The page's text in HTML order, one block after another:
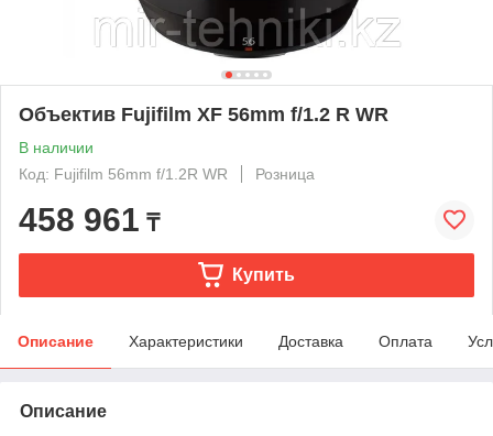
Объектив Fujifilm XF 56mm f/1.2 R WR
В наличии
Код: Fujifilm 56mm f/1.2R WR
Розница
458 961 ₸
Купить
Описание Характеристики Доставка Оплата
Описание